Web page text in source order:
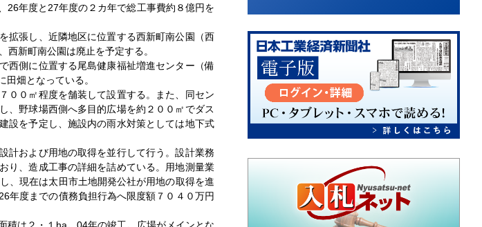
26年度と27年度の２カ年で総工事費約８億円を
拡張し、近隣地区に位置する西新町南公園（西
西新町南公園は廃止を予定する。
西側に位置する尾島健康福祉増進センター（備
畑となっている。
００㎡程度を舗装して設置する。また、同セン
、野球場西側へ多目的広場を約２００㎡でダス
設を予定し、施設内の雨水対策としては地下式
計および用地の取得を並行して行う。設計業務
り、造成工事の詳細を詰めている。用地測量業
、現在は太田市土地開発公社が用地の取得を進
年度までの債務負担行為へ限度額７０４０万円